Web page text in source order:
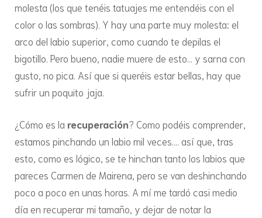
molesta (los que tenéis tatuajes me entendéis con el
color o las sombras). Y hay una parte muy molesta: el
arco del labio superior, como cuando te depilas el
bigotillo. Pero bueno, nadie muere de esto… y sarna con
gusto, no pica. Así que si queréis estar bellas, hay que
sufrir un poquito jaja.
¿Cómo es la recuperación? Como podéis comprender,
estamos pinchando un labio mil veces…. así que, tras
esto, como es lógico, se te hinchan tanto los labios que
pareces Carmen de Mairena, pero se van deshinchando
poco a poco en unas horas. A mí me tardó casi medio
día en recuperar mi tamaño, y dejar de notar la